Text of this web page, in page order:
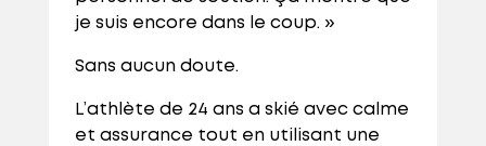
je suis encore dans le coup. »
Sans aucun doute.
L’athlète de 24 ans a skié avec calme
et assurance tout en utilisant une